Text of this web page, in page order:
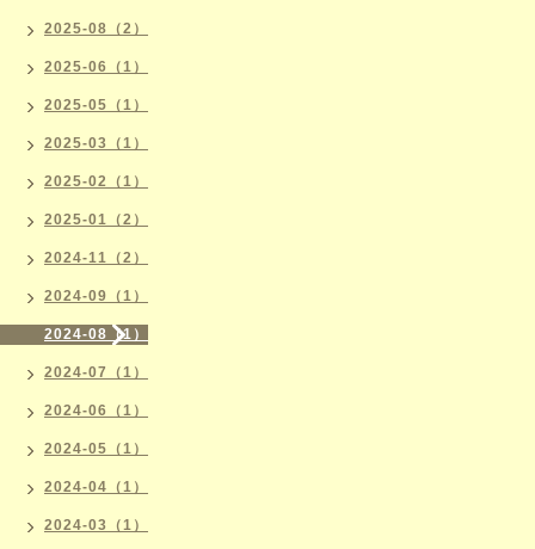
2025-08（2）
2025-06（1）
2025-05（1）
2025-03（1）
2025-02（1）
2025-01（2）
2024-11（2）
2024-09（1）
2024-08（1）
2024-07（1）
2024-06（1）
2024-05（1）
2024-04（1）
2024-03（1）